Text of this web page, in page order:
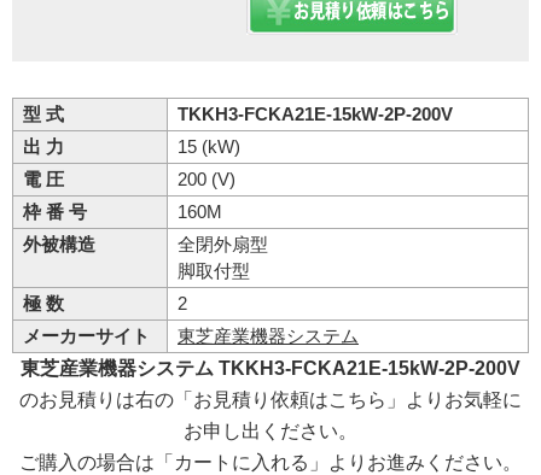
型 式
TKKH3-FCKA21E-15kW-2P-200V
出 力
15 (kW)
電 圧
200 (V)
枠 番 号
160M
外被構造
全閉外扇型
脚取付型
極 数
2
メーカーサイト
東芝産業機器システム
東芝産業機器システム TKKH3-FCKA21E-15kW-2P-200V
のお見積りは右の「お見積り依頼はこちら」よりお気軽に
お申し出ください。
ご購入の場合は「カートに入れる」よりお進みください。